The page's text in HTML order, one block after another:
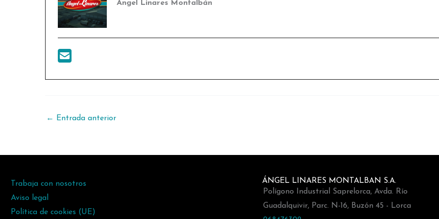
Angel Linares Montalbán
← Entrada anterior
Trabaja con nosotros
Aviso legal
Política de cookies (UE)
ÁNGEL LINARES MONTALBAN S.A.
Polígono Industrial Saprelorca, Avda. Río
Guadalquivir, Parc. N-16, Buzón 45 - Lorca